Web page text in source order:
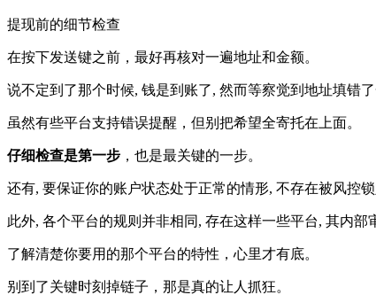
提现前的细节检查
在按下发送键之前，最好再核对一遍地址和金额。
说不定到了那个时候, 钱是到账了, 然而等察觉到地址填错
虽然有些平台支持错误提醒，但别把希望全寄托在上面。
仔细检查是第一步 ，也是最关键的一步。
还有, 要保证你的账户状态处于正常的情形, 不存在被风控
此外, 各个平台的规则并非相同, 存在这样一些平台, 其内
了解清楚你要用的那个平台的特性，心里才有底。
别到了关键时刻掉链子，那是真的让人抓狂。